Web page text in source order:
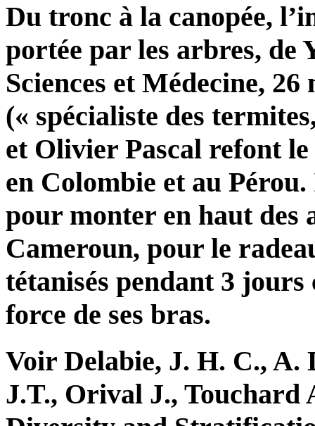
Du tronc à la canopée,
portée par les arbres, de
Sciences et Médecine,
(« spécialiste des
et Olivier Pascal refont
en Colombie et au
pour monter en haut des
Cameroun, pour le
tétanisés pendant 3
force de ses bras.
Voir Delabie, J. H. C., A.
J.T., Orival J., Touchard